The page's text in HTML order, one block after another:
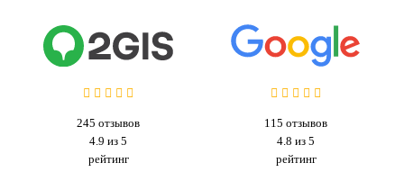
245 отзывов
4.9 из 5
рейтинг
115 отзывов
4.8 из 5
рейтинг